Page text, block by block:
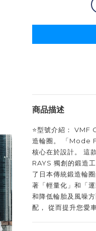
商品描述
⭐️型號介紹： VMF
造輪圈。 「Mode
核心在於設計。 這
RAYS 獨創的鍛造
了日本傳統鍛造輪
著「輕量化」和「
和降低輪胎及風噪
配， 從而提升您愛